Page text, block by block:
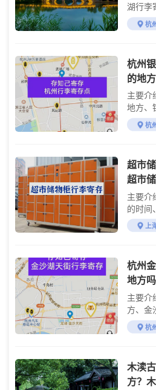
湖行李
杭州
杭州
的地方
主要介
地方、
银泰百
杭州
超市
超市
用是
主要介
的时间
用
上
杭州
地方吗
主要介
方、金
金沙湖
杭州
木渎
方？